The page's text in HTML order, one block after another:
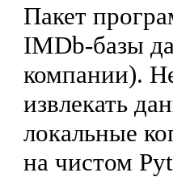
Пакет
IMDb-базы
компании).
извлекать
локальные
на чистом